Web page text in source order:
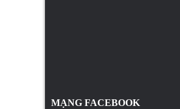
MẠNG FACEBOOK